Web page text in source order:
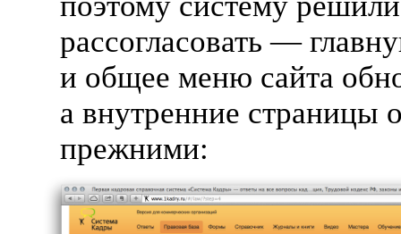
рассогласовать —
и общее меню сайта
а внутренние страницы
прежними: